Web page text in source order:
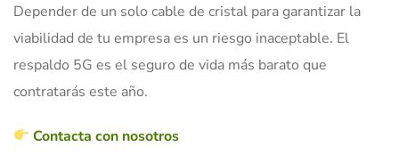
Depender de un solo cable de cristal para garantizar la
viabilidad de tu empresa es un riesgo inaceptable. El
respaldo 5G es el seguro de vida más barato que
contratarás este año.
Contacta con nosotros